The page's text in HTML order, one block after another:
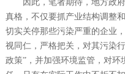
因此，笔者期待，地方政府
真格，不仅要抓产业结构调整
切实关停那些污染严重的企业
视同仁，严格把关，对其污染
政策”，并加强环境监管，对